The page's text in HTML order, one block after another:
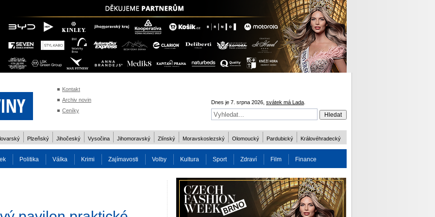
Kontakt
Archiv novin
Ceníky
Dnes je 7. srpna 2026, svátek má Lada
Plzeňský Jihočeský Vysočina Jihomoravský Zlínský Moravskoslezský Olomoucký Pardubický Královéhradecký
Politika Válka Krimi Zajímavosti Volby Kultura Sport Zdraví Film Finance
Charita Osobnost Více ODM 2016